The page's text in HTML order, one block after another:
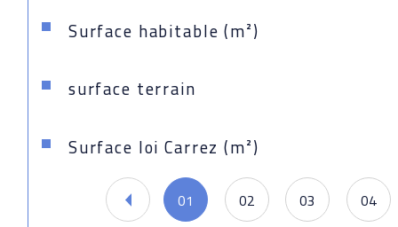
Surface habitable (m²)
surface terrain
Surface loi Carrez (m²)
01 02 03 04